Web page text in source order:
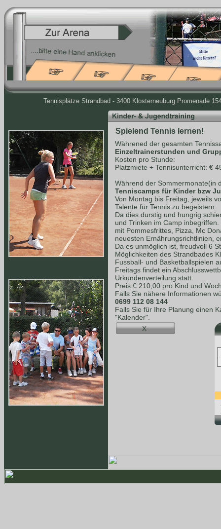
Tennisplätze Strandbad - 3400 Klosterneuburg Promenade
Spielend Tennis lernen!
Währened der gesamten
Einzeltrainerstunden und
Kosten pro Stunde:
Platzmiete + Tennisunterricht: €
Während der Sommermonate(in
Tenniscamps für Kinder bzw
Von Montag bis Freitag, jeweils
Talente für Tennis zu begeistern.
Da dies durstig und hungrig
und Trinken im Camp
mit Pommesfrittes, Pizza, Mc
neuesten Ernährungsrichtlinien,
Da es unmöglich ist, freudvoll 6
Möglichkeiten des Strandbades
Fussball- und Basketballspielen
Freitags findet ein
Urkundenverteilung statt.
Preis:€ 210,00 pro Kind und
Falls Sie nähere Informationen
0699 112 08 144
Falls Sie für Ihre Planung einen
"Kalender".